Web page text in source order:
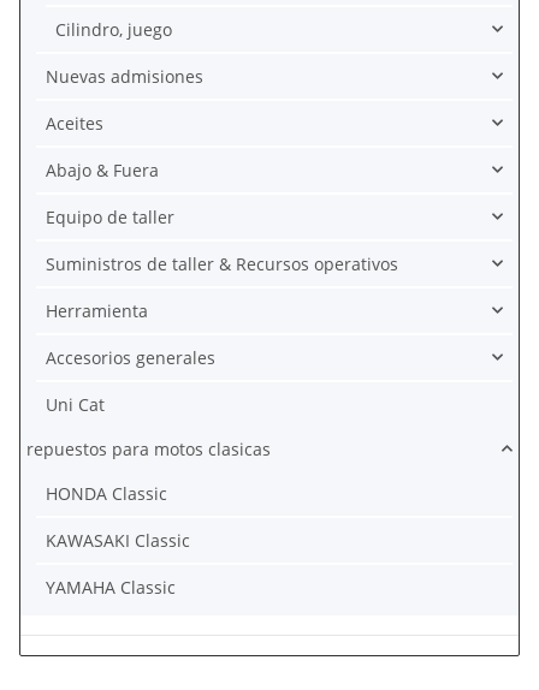
Cilindro, juego
Nuevas admisiones
Aceites
Abajo & Fuera
Equipo de taller
Suministros de taller & Recursos operativos
Herramienta
Accesorios generales
Uni Cat
repuestos para motos clasicas
HONDA Classic
KAWASAKI Classic
YAMAHA Classic